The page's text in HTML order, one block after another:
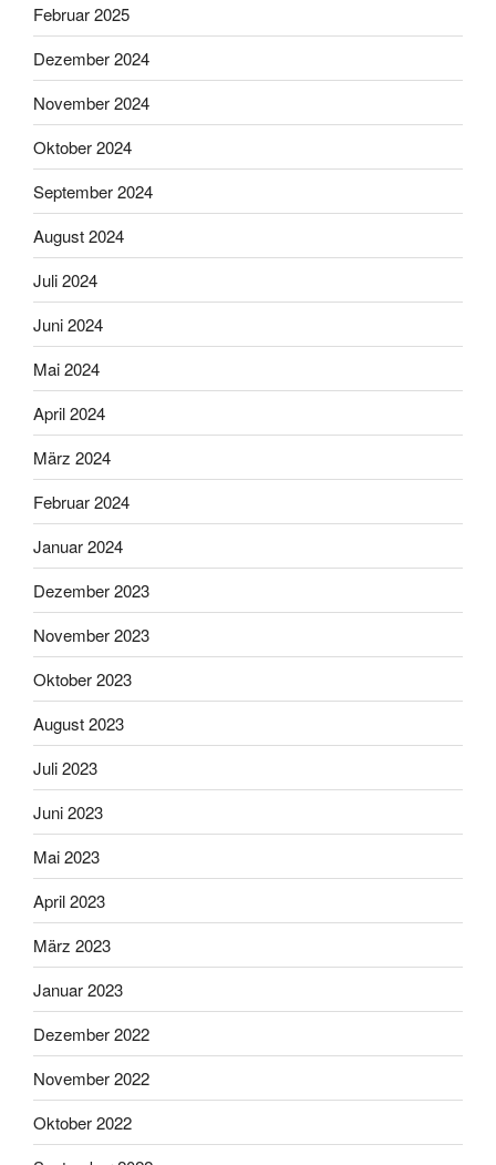
Februar 2025
Dezember 2024
November 2024
Oktober 2024
September 2024
August 2024
Juli 2024
Juni 2024
Mai 2024
April 2024
März 2024
Februar 2024
Januar 2024
Dezember 2023
November 2023
Oktober 2023
August 2023
Juli 2023
Juni 2023
Mai 2023
April 2023
März 2023
Januar 2023
Dezember 2022
November 2022
Oktober 2022